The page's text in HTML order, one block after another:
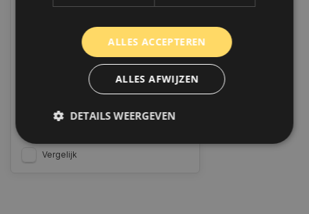
MPM ATF Automatische
Versnellingsbakolie LV | 20 Liter |
Bag In Box |16B20LV
Op voorraad verzending binnen 1 a 2
werkdagen. Boven de 50,- gratis
Vergelijk
ALLES ACCEPTEREN
ALLES AFWIJZEN
DETAILS WEERGEVEN